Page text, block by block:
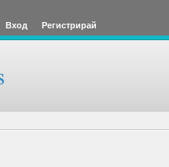
Вход Регистрирай